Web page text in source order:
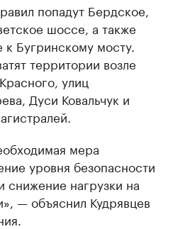
попадут Бердское,
шоссе, а также
Бугринскому мосту.
территории возле
улиц
Дуси Ковальчук и
мера
уровня безопасности
снижение нагрузки на
— объяснил Кудрявцев